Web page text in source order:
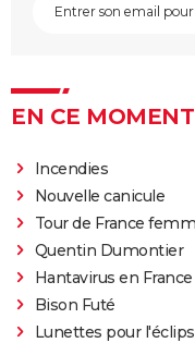
EN CE MOMENT
Incendies
Nouvelle canicule
Tour de France
Quentin Dumontier
Hantavirus en France
Bison Futé
Lunettes pour